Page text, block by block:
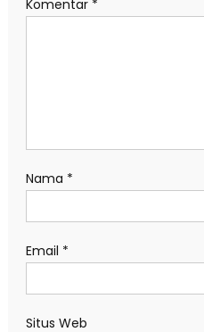
Komentar *
Nama *
Email *
Situs Web